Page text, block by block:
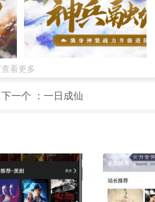
看更多
下一个 ： 一日成仙